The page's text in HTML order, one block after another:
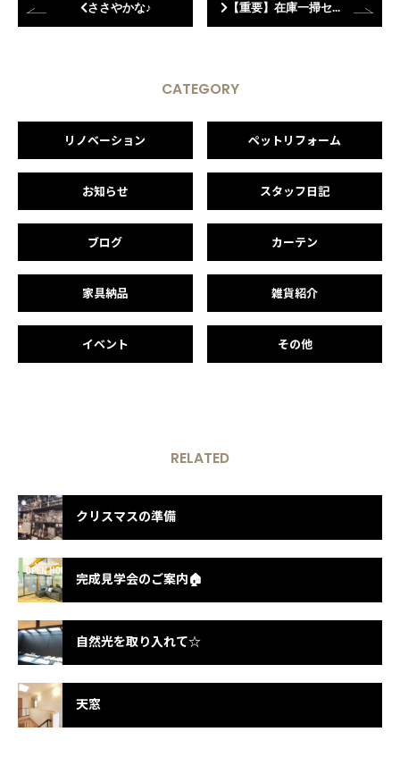
ささやかな♪ 【重要】在庫一掃セールします！！！
CATEGORY
リノベーション ペットリフォーム
お知らせ スタッフ日記
ブログ カーテン
家具納品 雑貨紹介
イベント その他
RELATED
クリスマスの準備
完成見学会のご案内🏠
自然光を取り入れて☆
天窓